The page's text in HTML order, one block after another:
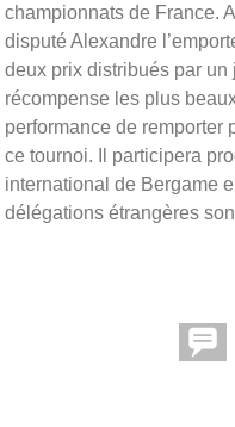
championnats de France.
disputé Alexandre
deux prix distribués par
récompense les plus
performance de remporter
ce tournoi. Il participera
international de Bergame
délégations étrangères